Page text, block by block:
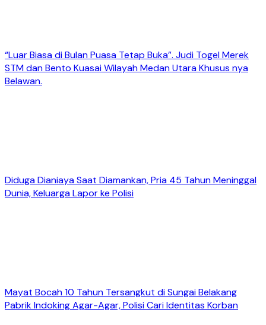
“Luar Biasa di Bulan Puasa Tetap Buka”. Judi Togel Merek
STM dan Bento Kuasai Wilayah Medan Utara Khusus nya
Belawan.
Diduga Dianiaya Saat Diamankan, Pria 45 Tahun Meninggal
Dunia, Keluarga Lapor ke Polisi
Mayat Bocah 10 Tahun Tersangkut di Sungai Belakang
Pabrik Indoking Agar-Agar, Polisi Cari Identitas Korban